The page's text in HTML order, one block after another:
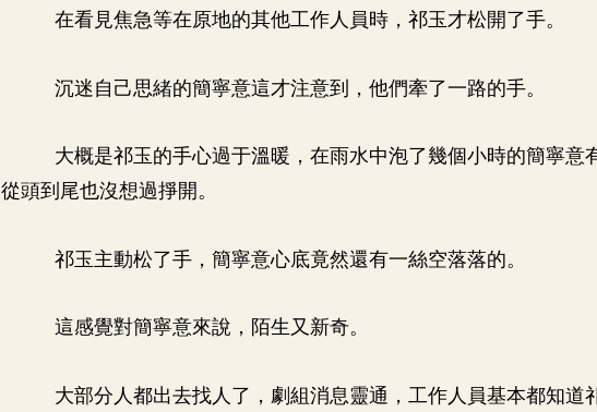
在看見焦急等在原地的其他工作人員時，祁玉才松開了手。
沉迷自己思緒的簡寧意這才注意到，他們牽了一路的手。
大概是祁玉的手心過于溫暖，在雨水中泡了幾個小時的簡寧意
從頭到尾也沒想過掙開。
祁玉主動松了手，簡寧意心底竟然還有一絲空落落的。
這感覺對簡寧意來說，陌生又新奇。
大部分人都出去找人了，劇組消息靈通，工作人員基本都知道